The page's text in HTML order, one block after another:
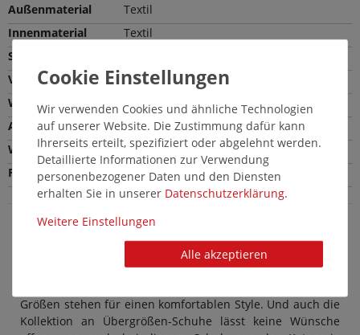
Außenmaterial
Textil
Innenmaterial
Textil
Sohle
Verschlussart
Gummizug
Weite
Normale Weite (F)
Absatzhöhe
0,5 cm
Wechselfußbett
Ja
Farbe
Grau
Dockers by Gerli Damenschuhe in Übergröße:
Schicke große Sneaker in Grau
Größen stehen für einen komfortablen Style. Und auch die
Kollektion an Übergrößen-Schuhe lässt keine Wünsche
Wir verwenden Cookies und ähnliche Technologien
auf unserer Website. Die Zustimmung dafür kann
Ihrerseits erteilt, spezifiziert oder abgelehnt werden.
Detaillierte Informationen zur Verwendung
personenbezogener Daten und den Diensten
erhalten Sie in unserer Daten­schutz­erklärung.
Weitere Einstellungen
Alle akzeptieren